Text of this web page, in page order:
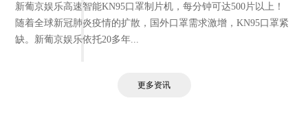
新葡京娱乐高速智能KN95口罩制片机，每分钟可达500片以上！
随着全球新冠肺炎疫情的扩散，国外口罩需求激增，KN95口罩紧
缺。新葡京娱乐依托20多年...
更多资讯